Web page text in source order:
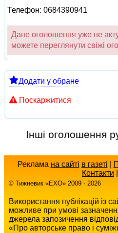
Телефон: 0684390941
Дане оголошення уже не
можете переглянути свіжі
Додати у обране
Поскаржитися
Інші оголошення
Реклама на сайті в газеті
Контакти
© Тижневик «EХO» 2009 - 2026
Використання публікацій із
можливе при умові
джерела запозичення
«Про авторське право і